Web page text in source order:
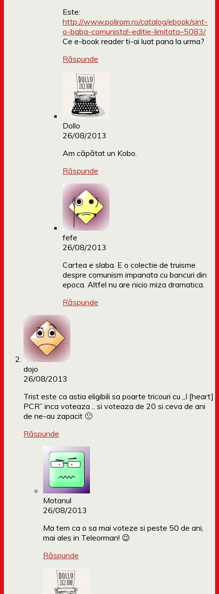
Este:
http://www.polirom.ro/catalog/ebook/sint-
o-baba-comunista!-editie-limitata–5083/
Ce e-book reader ti-ai luat pana la urma?
Răspunde
Dollo
26/08/2013
Am căpătat un Kobo.
Răspunde
fefe
26/08/2013
Cartea e slaba. E o colectie de truisme
despre comunism impanata cu bancuri din
epoca. Altfel nu are nicio miza dramatica.
Răspunde
dojo
26/08/2013
Trist este ca astia eligibili sa poarte tricouri cu „I [heart]
PCR” inca voteaza .. si voteaza de 20 si ceva de ani
de ne-au zapacit 🙁
Răspunde
Motanul
26/08/2013
Ma tem ca o sa mai voteze si peste 50 de ani,
mai ales in Teleorman! 😉
Răspunde